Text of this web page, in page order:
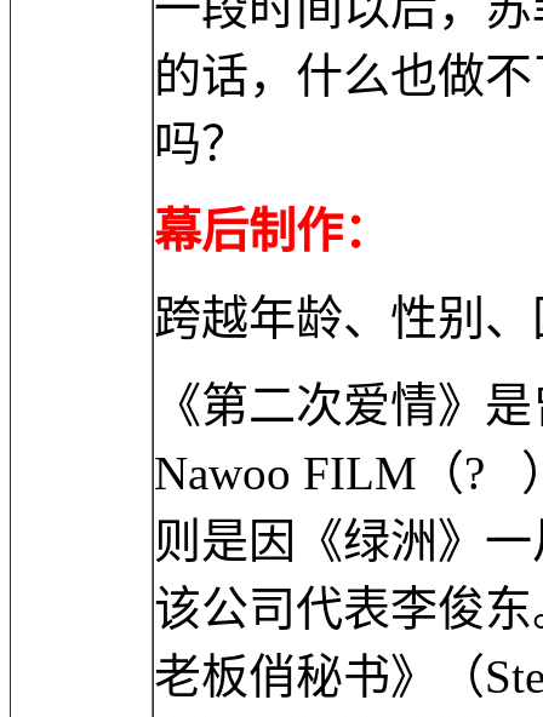
的话，什么也做
吗？
幕后制作：
跨越年龄、性别
《第二次爱情》
Nawoo FILM（?
则是因《绿洲》
该公司代表李俊
老板俏秘书》（